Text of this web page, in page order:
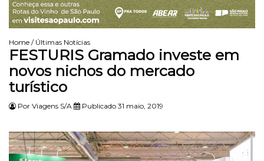
Home / Últimas Notícias
FESTURIS Gramado investe em
novos nichos do mercado
turístico
Por Viagens S/A Publicado 31 maio, 2019